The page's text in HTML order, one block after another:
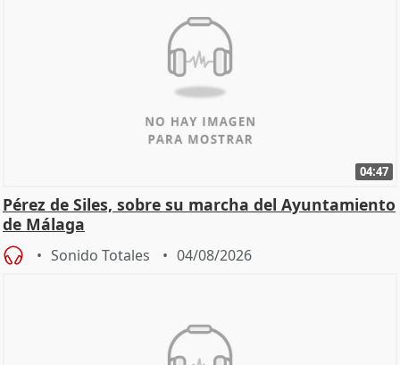
04:47
Pérez de Siles, sobre su marcha del Ayuntamiento
de Málaga
Sonido Totales 04/08/2026